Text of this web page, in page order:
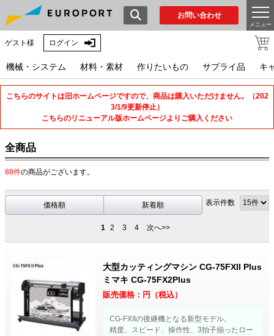
お問い合わせ
メニュー
ゲスト様 ログイン
機械・システム 材料・素材 作りたいもの サプライ品 キ
こちらのサイトは旧ホームページですので、商品は購入いただけません。（202
3/1/9更新停止）
こちらのリニューアル版ホームページよりご購入ください
全商品
88件の商品がございます。
価格順 新着順 表示件数
1 2 3 4 次へ>>
大型カッティングマシン CG-75FXII Plus
ミマキ CG-75FX2Plus
販売価格： 円（税込）
CG-FXIIの後継機となる新型モデル。
精度、スピード、操作性、3拍子揃ったロー